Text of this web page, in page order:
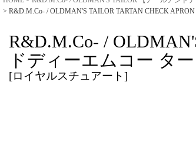
> R&D.M.Co- / OLDMAN'S TAILOR TARTAN CHECK
R&D.M.Co- /
ドディーエムコー タ
[ロイヤルスチュアート]